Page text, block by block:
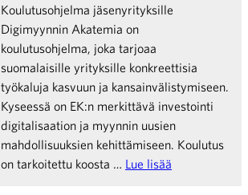
Koulutusohjelma jäsenyrityksille
Digimyynnin Akatemia on
koulutusohjelma, joka tarjoaa
suomalaisille yrityksille konkreettisia
työkaluja kasvuun ja kansainvälistymiseen.
Kyseessä on EK:n merkittävä investointi
digitalisaation ja myynnin uusien
mahdollisuuksien kehittämiseen. Koulutus
on tarkoitettu koosta … Lue lisää